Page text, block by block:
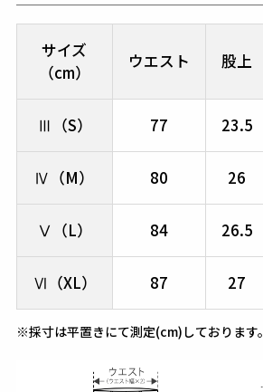
サイズ
（cm）
ウエスト 股上
Ⅲ（S） 77 23.5
Ⅳ（M） 80 26
Ⅴ（L） 84 26.5
Ⅵ（XL） 87 27
※採寸は平置きにて測定(cm)しております。